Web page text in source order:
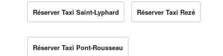
Réserver Taxi Saint-Lyphard Réserver Taxi Rezé
Réserver Taxi Pont-Rousseau